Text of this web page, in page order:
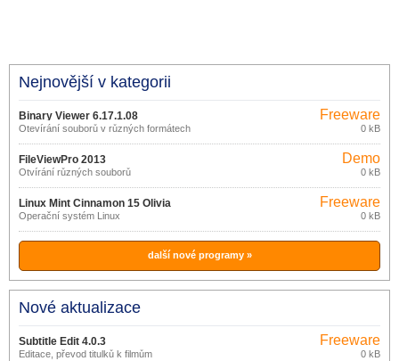
Nejnovější v kategorii
Binary Viewer 6.17.1.08
Otevírání souborů v různých formátech
Freeware
0 kB
FileViewPro 2013
Otvírání různých souborů
Demo
0 kB
Linux Mint Cinnamon 15 Olivia
Operační systém Linux
Freeware
0 kB
další nové programy »
Nové aktualizace
Subtitle Edit 4.0.3
Editace, převod titulků k filmům
Freeware
0 kB